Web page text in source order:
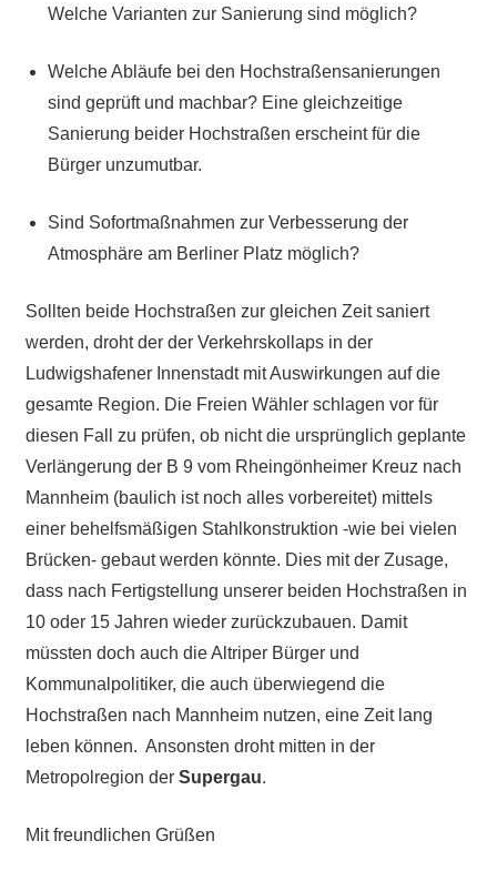
Welche Varianten zur Sanierung sind möglich?
Welche Abläufe bei den Hochstraßensanierungen
sind geprüft und machbar? Eine gleichzeitige
Sanierung beider Hochstraßen erscheint für die
Bürger unzumutbar.
Sind Sofortmaßnahmen zur Verbesserung der
Atmosphäre am Berliner Platz möglich?
Sollten beide Hochstraßen zur gleichen Zeit saniert
werden, droht der der Verkehrskollaps in der
Ludwigshafener Innenstadt mit Auswirkungen auf die
gesamte Region. Die Freien Wähler schlagen vor für
diesen Fall zu prüfen, ob nicht die ursprünglich geplante
Verlängerung der B 9 vom Rheingönheimer Kreuz nach
Mannheim (baulich ist noch alles vorbereitet) mittels
einer behelfsmäßigen Stahlkonstruktion -wie bei vielen
Brücken- gebaut werden könnte. Dies mit der Zusage,
dass nach Fertigstellung unserer beiden Hochstraßen in
10 oder 15 Jahren wieder zurückzubauen. Damit
müssten doch auch die Altriper Bürger und
Kommunalpolitiker, die auch überwiegend die
Hochstraßen nach Mannheim nutzen, eine Zeit lang
leben können. Ansonsten droht mitten in der
Metropolregion der Supergau.
Mit freundlichen Grüßen